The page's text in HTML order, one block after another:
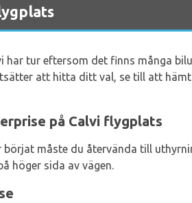
har tur eftersom det finns många
att hitta ditt val, se till att
på Calvi flygplats
måste du återvända till
höger sida av vägen.